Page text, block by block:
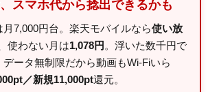
スマホ代から捻出できるかも
7,000円台。楽天モバイルなら使い放
、使わない月は1,078円 。浮いた数千円で
データ無制限だから動画もWi-Fiいら
／新規11,000pt還元。